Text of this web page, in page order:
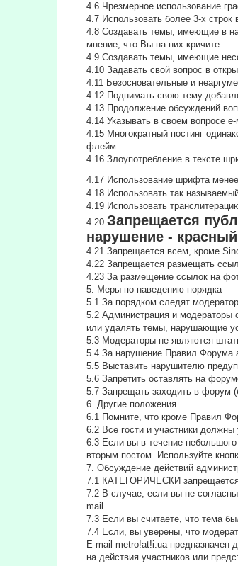
4.6 Чрезмерное использование
4.7 Использовать более 3-х
4.8 Создавать темы, имеющие в
мнение, что Вы на них кричите.
4.9 Создавать темы, имеющие
4.10 Задавать свой вопрос в
4.11 Безосновательные и
4.12 Поднимать свою тему
4.13 Продолжение обсyждений
4.14 Указывать в своем вопросе
4.15 Многократный постинг
флейм.
4.16 Злоупотребление в тексте
4.17 Использование шрифта
4.18 Использовать так
4.19 Использовать
4.20Запрещается
нарушение - красный
4.21 Запрещается всем, кроме
4.22 Запрещается размещать
4.23 За размещение ссылок на
5. Меры по наведению порядка
5.1 За порядком следят
5.2 Администрация и модераторы
или удалять темы, нарушающие
5.3 Модераторы не являются
5.4 За нарушение Правил Форума
5.5 Выставить нарушителю
5.6 Запретить оставлять на
5.7 Запрещать заходить в форум
6. Другие положения
6.1 Помните, что кроме Правил
6.2 Все гости и участники
6.3 Если вы в течение
вторым постом. Используйте
7. Обсуждение действий
7.1 КАТЕГОРИЧЕСКИ
7.2 В случае, если вы не
mail.
7.3 Если вы считаете, что тема
7.4 Если, вы уверены, что
E-mail metro!at!i.ua предназначен
на действия участников или